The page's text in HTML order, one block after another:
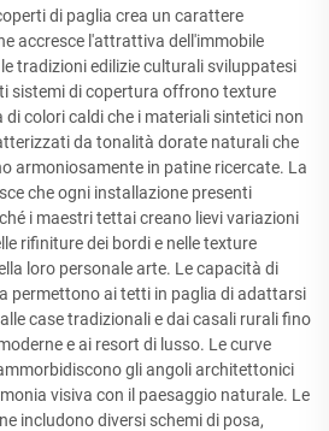
di paglia crea un carattere
accresce l'attrattiva dell'immobile
tradizioni edilizie culturali sviluppatesi
sistemi di copertura offrono texture
colori caldi che i materiali sintetici non
da tonalità dorate naturali che
armoniosamente in patine ricercate. La
che ogni installazione presenti
i maestri tettai creano lievi variazioni
rifiniture dei bordi e nelle texture
loro personale arte. Le capacità di
permettono ai tetti in paglia di adattarsi
case tradizionali e dai casali rurali fino
e ai resort di lusso. Le curve
gli angoli architettonici
visiva con il paesaggio naturale. Le
includono diversi schemi di posa,